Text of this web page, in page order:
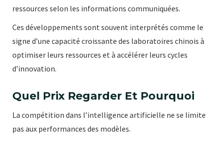
ressources selon les informations communiquées.
Ces développements sont souvent interprétés comme le
signe d’une capacité croissante des laboratoires chinois à
optimiser leurs ressources et à accélérer leurs cycles
d’innovation.
Quel Prix Regarder Et Pourquoi
La compétition dans l’intelligence artificielle ne se limite
pas aux performances des modèles.